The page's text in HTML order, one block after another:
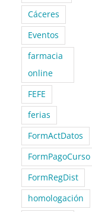
Cáceres
Eventos
farmacia
online
FEFE
ferias
FormActDatos
FormPagoCurso
FormRegDist
homologación